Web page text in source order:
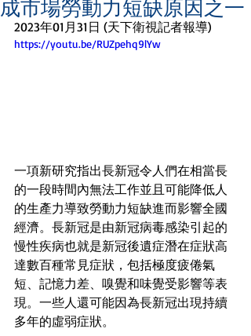
成市場勞動力短缺原因之一
2023年01月31日 (天下衛視記者報導)
https://youtu.be/RUZpehq9lYw
一項新研究指出長新冠令人們在相當長
的一段時間內無法工作並且可能降低人
的生產力導致勞動力短缺進而影響全國
經濟。長新冠是由新冠病毒感染引起的
慢性疾病也就是新冠後遺症潛在症狀高
達數百種常見症狀，包括極度疲倦氣
短、記憶力差、嗅覺和味覺受影響等表
現。一些人還可能因為長新冠出現持續
多年的虛弱症狀。